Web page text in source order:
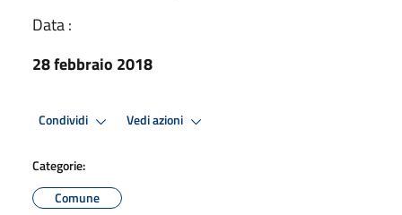
Data :
28 febbraio 2018
Condividi Vedi azioni
Categorie:
Comune